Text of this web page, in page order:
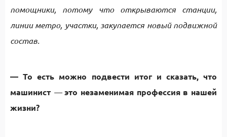
помощники, потому что открываются станции,
линии метро, участки, закупается новый подвижной
состав.
— То есть можно подвести итог и сказать, что
машинист —это незаменимая профессия в нашей
жизни?